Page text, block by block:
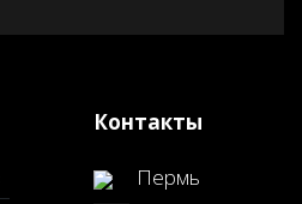
Контакты
Пермь